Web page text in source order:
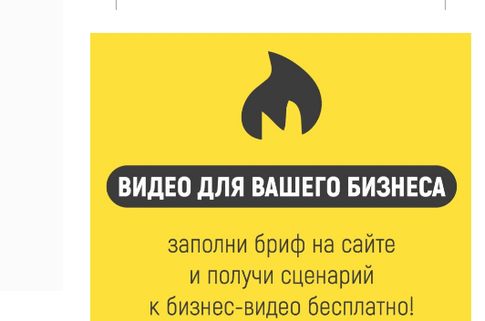
210
Названы первые победители программы «Земский
7 Авг 2026 16:32 368
Без прав и лицензий: итоги проверки таксистов в
7 Авг 2026 16:02 354